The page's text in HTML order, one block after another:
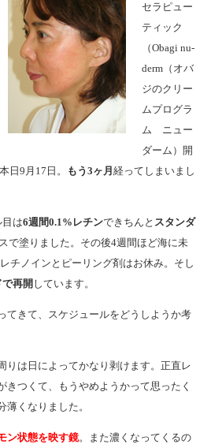
セラピュー
ティック
（Obagi nu-
derm（オバ
ジのクリー
ムプログラ
ム ニュー
ダーム）開
日9月17日。
もう3ヶ月 経ってしまいまし
は6週間0.1%レチンできちんと スタンダ
で塗りました。その後4週間ほど海に未
チノインとピーリング剤はお休み。そし
再開 しています。
きて、スケジュールをどうしようか考
は日によってかなり剥けます。正直レ
きつくて、もうやめようかって思ったく
薄くなりました。
ン状態を映す鏡。また濃くなってくるの